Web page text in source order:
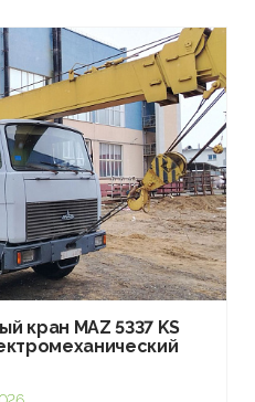
кран MAZ 5337 KS